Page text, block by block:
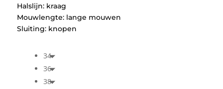
Halslijn: kraag
Mouwlengte: lange mouwen
Sluiting: knopen
34
36
38